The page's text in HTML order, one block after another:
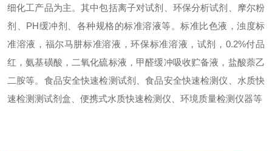
细化工产品为主。其中包括离子对试剂、环保分析试剂、摩尔粉
剂、PH缓冲剂、各种规格的标准溶液等。标准比色液，浊度标
准溶液，福尔马肼标准溶液，环保标准溶液，试剂，0.2%付品
红，氨基磺酸，二氧化硫标液，甲醛缓冲吸收贮备液，盐酸萘乙
二胺等。食品安全快速检测试剂、食品安全快速检测仪、水质快
速检测测试剂盒、便携式水质快速检测仪、环境质量检测仪器等